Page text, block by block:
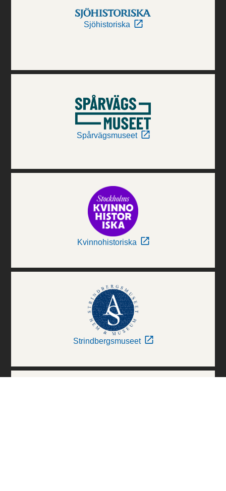
Sjöhistoriska
Spårvägsmuseet
Kvinnohistoriska
Strindbergsmuseet